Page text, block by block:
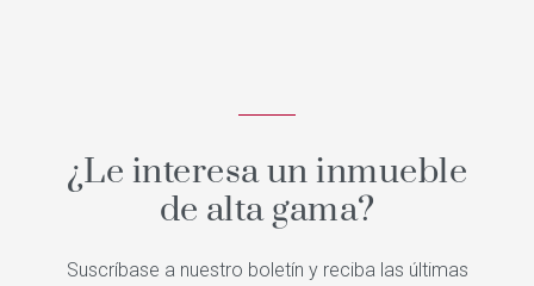
¿Le interesa un inmueble
de alta gama?
Suscríbase a nuestro boletín y reciba las últimas